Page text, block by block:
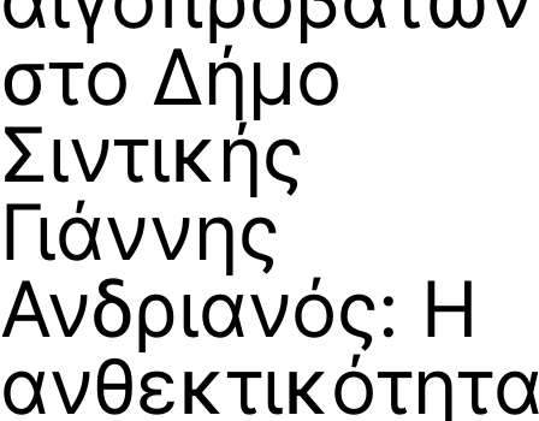
στο Δήμο
Σιντικής
Γιάννης
Ανδριανός: Η